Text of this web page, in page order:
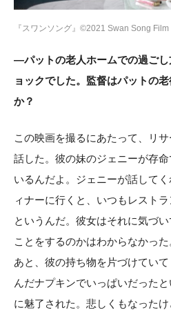
『スワンソング』©2021 Swan Song Film
―パットの老人ホームでの過ご
ョックでした。監督はパットの
か？
この映画を撮るにあたって、リ
話した。彼の妹のジェニーが存
いるんだよ。ジェニーが話して
ィナーに行くと、いつもレスト
というんだ。彼女はそれに気づ
ことをするのかはわからなかっ
あと、彼の持ち物を片づけてい
んだナプキンでいっぱいだった
に魅了された。悲しくもなった